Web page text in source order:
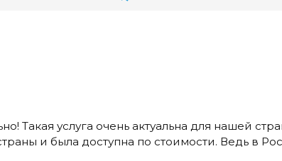
Такая услуга очень актуальна для нашей
и была доступна по стоимости. Ведь в